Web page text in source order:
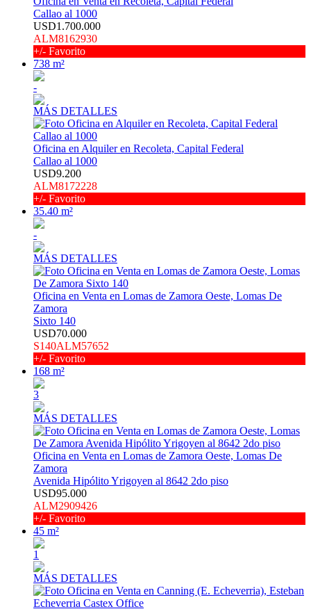
Callao al 1000
USD1.700.000
ALM8162930
+/- Favorito
738 m²
-
MÁS DETALLES
Oficina en Alquiler en Recoleta, Capital Federal
Callao al 1000
USD9.200
ALM8172228
+/- Favorito
35.40 m²
-
MÁS DETALLES
Oficina en Venta en Lomas de Zamora Oeste, Lomas De
Zamora
Sixto 140
USD70.000
S140ALM57652
+/- Favorito
168 m²
3
MÁS DETALLES
Oficina en Venta en Lomas de Zamora Oeste, Lomas De
Zamora
Avenida Hipólito Yrigoyen al 8642 2do piso
USD95.000
ALM2909426
+/- Favorito
45 m²
1
MÁS DETALLES